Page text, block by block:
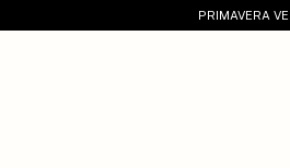
PRIMAVERA